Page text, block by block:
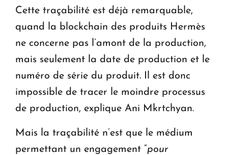
Cette traçabilité est déjà remarquable,
quand la blockchain des produits Hermès
ne concerne pas l’amont de la production,
mais seulement la date de production et le
numéro de série du produit. Il est donc
impossible de tracer le moindre processus
de production, explique Ani Mkrtchyan.
Mais la traçabilité n’est que le médium
permettant un engagement “pour